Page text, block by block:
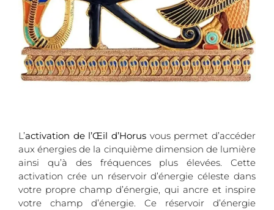
L’activation de l’Œil d’Horus vous permet d’accéder
aux énergies de la cinquième dimension de lumière
ainsi qu’à des fréquences plus élevées. Cette
activation crée un réservoir d’énergie céleste dans
votre propre champ d’énergie, qui ancre et inspire
votre champ d’énergie. Ce réservoir d’énergie